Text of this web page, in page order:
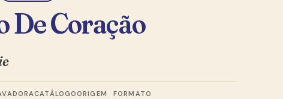
De Coração
CATÁLOGOORIGEM FORMATO